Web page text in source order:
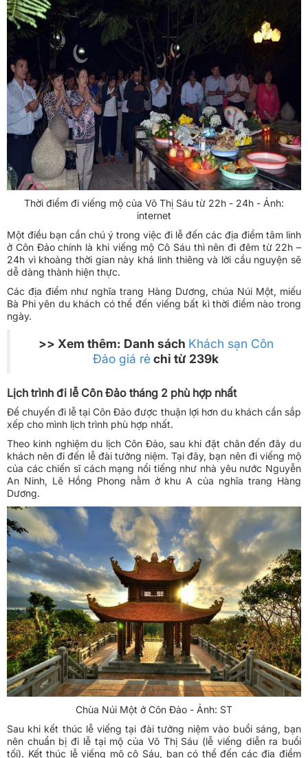
Thời điểm đi viếng mộ của Võ Thị Sáu từ 22h - 24h - Ảnh:
internet
Một điều bạn cần chú ý trong việc đi lễ đến các địa điểm tâm linh
ở Côn Đảo chính là khi viếng mộ Cô Sáu thì nên đi đêm từ 22h –
24h vì khoảng thời gian này khá linh thiêng và lời cầu nguyện sẽ
dễ dàng thành hiện thực.
Các địa điểm như nghĩa trang Hàng Dương, chúa Núi Một, miếu
Bà Phi yên du khách có thể đến viếng bất kì thời điểm nào trong
ngày.
>> Xem thêm: Danh sách Khách sạn Côn
Đảo giá rẻchỉ từ 239k
Lịch trình đi lễ Côn Đảo tháng 2 phù hợp nhất
Để chuyến đi lễ tại Côn Đảo được thuận lợi hơn du khách cần sắp
xếp cho mình lịch trình phù hợp nhất.
Theo kinh nghiệm du lịch Côn Đảo, sau khi đặt chân đến đây du
khách nên đi đến lễ đài tưởng niệm. Tại đây, bạn nên đi viếng mộ
của các chiến sĩ cách mạng nổi tiếng như nhà yêu nước Nguyễn
An Ninh, Lê Hồng Phong nằm ở khu A của nghĩa trang Hàng
Dương.
Chùa Núi Một ở Côn Đảo - Ảnh: ST
Sau khi kết thúc lễ viếng tại đài tưởng niệm vào buổi sáng, bạn
nên chuẩn bị đi lễ tại mộ của Võ Thị Sáu (lễ viếng diễn ra buổi
tối). Kết thúc lễ viếng mộ cô Sáu, bạn có thể đến các địa điểm